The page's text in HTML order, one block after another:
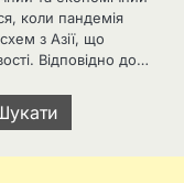
коли пандемія
з Азії, що
Відповідно до…